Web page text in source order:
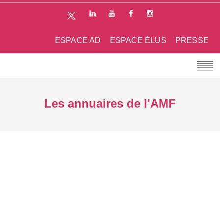
PRESSE
ESPACE ÉLUS
ESPACE AD
Les annuaires de l'AMF